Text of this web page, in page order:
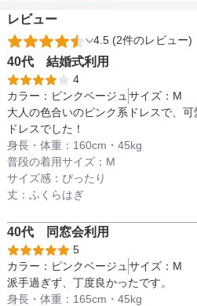
備考 ウエストサイズ
素材
仕様
インナー
透け感
レビュー
4.5 (2件のレビュー)
40代 結婚式利用
4
カラー： ピンクベージュ サイズ： M
大人の色合いのピンク系ドレスで、
ドレスでした！
身長・体重： 160cm・ 45kg
普段の着用サイズ： M
サイズ感： ぴったり
丈： ふくらはぎ
40代 同窓会利用
5
カラー： ピンクベージュ サイズ： M
派手過ぎず、丁度良かったです。
身長・体重： 165cm・ 45kg